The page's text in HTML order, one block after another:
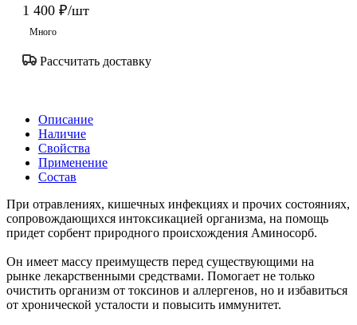
1 400 ₽/шт
Много
Рассчитать доставку
Описание
Наличие
Свойства
Применение
Состав
При отравлениях, кишечных инфекциях и прочих состояниях,
сопровождающихся интоксикацией организма, на помощь
придет сорбент природного происхождения Аминосорб.
Он имеет массу преимуществ перед существующими на
рынке лекарственными средствами. Помогает не только
очистить организм от токсинов и аллергенов, но и избавиться
от хронической усталости и повысить иммунитет.